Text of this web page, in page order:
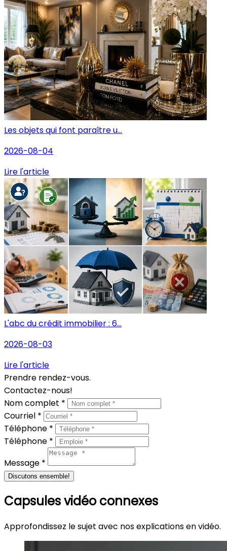
Les objets qui font paraître u...
2026-08-04
Lire l'article
L'abc du crédit immobilier : 6...
2026-08-03
Lire l'article
Prendre rendez-vous.
Contactez-nous!
Nom complet *
Courriel *
Téléphone *
Téléphone *
Message *
Discutons ensemble!
Capsules vidéo connexes
Approfondissez le sujet avec nos explications en vidéo.